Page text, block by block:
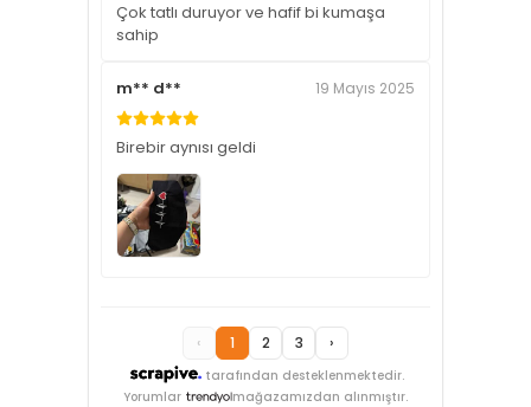
Çok tatlı duruyor ve hafif bi kumaşa
sahip
m** d** 19 Mayıs 2025
Birebir aynısı geldi
tarafından desteklenmektedir.
‹ 1 2 3 ›
Yorumlar mağazamızdan alınmıştır.